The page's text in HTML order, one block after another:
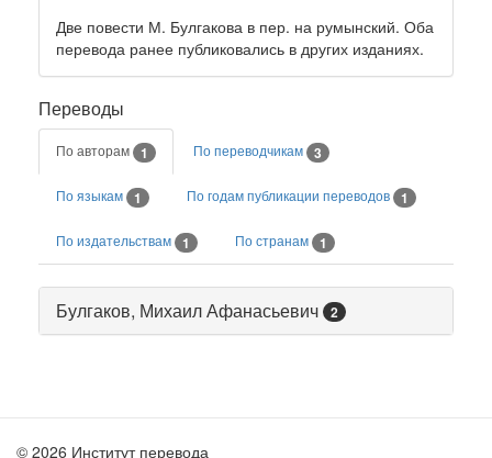
Две повести М. Булгакова в пер. на румынский. Оба
перевода ранее публиковались в других изданиях.
Переводы
По авторам 1 По переводчикам 3
По языкам 1 По годам публикации переводов 1
По издательствам 1 По странам 1
Булгаков, Михаил Афанасьевич 2
© 2026 Институт перевода